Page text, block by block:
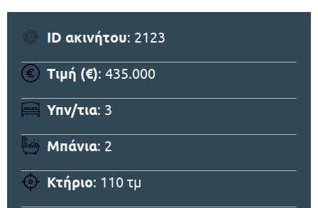
ID ακινήτου: 2123
Τιμή (€): 435.000
Υπν/τια: 3
Μπάνια: 2
Κτήριο: 110 τμ